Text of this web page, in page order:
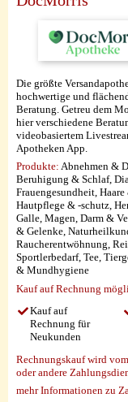
Die größte
hochwertige und
Beratung. Getreu dem
hier verschiedene
videobasiertem
Apotheken App.
Produkte: Abnehmen &
Beruhigung & Schlaf,
Frauengesundheit,
Hautpflege & -schutz,
Galle, Magen, Darm &
& Gelenke,
Raucherentwöhnung,
Sportlerbedarf, Tee,
& Mundhygiene
Kauf auf Rechnung
Kauf auf
Rechnung für
Neukunden
Rechnungskauf wird
oder andere
mehr Informationen zu